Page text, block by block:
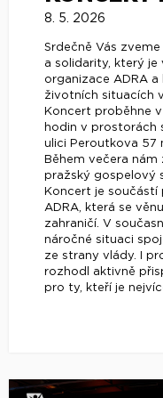
8. 5. 2026
Srdečně Vás
a solidarity, který
organizace ADRA
životních situacích
Koncert proběhne
hodin v prostorách
ulici Peroutkova 57
Během večera
pražský gospelový
Koncert je
ADRA, která se
zahraničí. V
náročné situaci
ze strany vlády. I
rozhodl aktivně
pro ty, kteří je